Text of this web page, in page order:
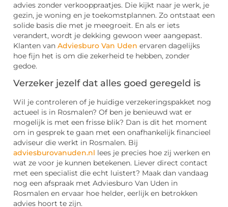
advies zonder verkooppraatjes. Die kijkt naar je werk, je
gezin, je woning en je toekomstplannen. Zo ontstaat een
solide basis die met je meegroeit. En als er iets
verandert, wordt je dekking gewoon weer aangepast.
Klanten van Adviesburo Van Uden ervaren dagelijks
hoe fijn het is om die zekerheid te hebben, zonder
gedoe.
Verzeker jezelf dat alles goed geregeld is
Wil je controleren of je huidige verzekeringspakket nog
actueel is in Rosmalen? Of ben je benieuwd wat er
mogelijk is met een frisse blik? Dan is dit het moment
om in gesprek te gaan met een onafhankelijk financieel
adviseur die werkt in Rosmalen. Bij
adviesburovanuden.nl lees je precies hoe zij werken en
wat ze voor je kunnen betekenen. Liever direct contact
met een specialist die echt luistert? Maak dan vandaag
nog een afspraak met Adviesburo Van Uden in
Rosmalen en ervaar hoe helder, eerlijk en betrokken
advies hoort te zijn.